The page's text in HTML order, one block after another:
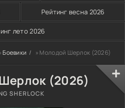
Рейтинг весна 2026
лето 2026
Боевики » Молодой Шерлок (2026)
(2026)
SHERLOCK